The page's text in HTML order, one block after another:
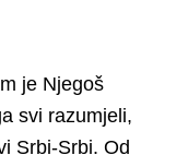
je Njegoš
svi razumjeli,
Srbi-Srbi. Od